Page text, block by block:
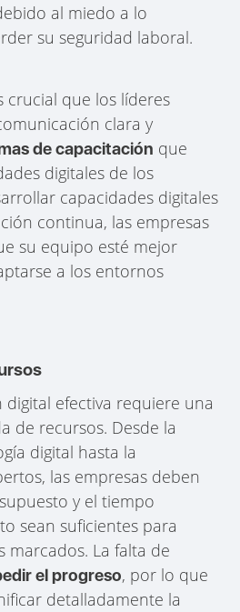
al miedo a lo
su seguridad laboral.
crucial que los líderes
clara y
de capacitación que
digitales de los
capacidades digitales
continua, las empresas
su equipo esté mejor
a los entornos
efectiva requiere una
de recursos. Desde la
digital hasta la
las empresas deben
y el tiempo
sean suficientes para
marcados. La falta de
el progreso, por lo que
detalladamente la